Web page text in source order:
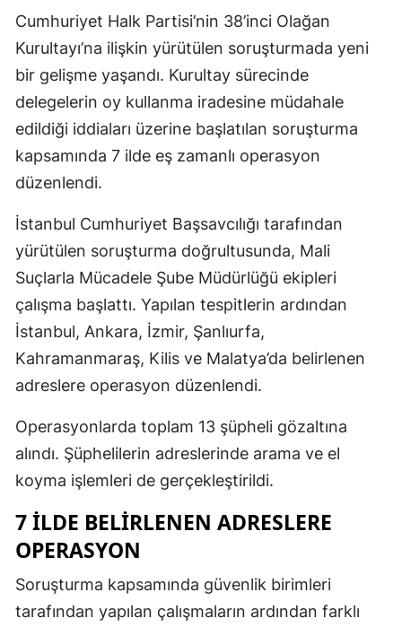
Cumhuriyet Halk Partisi’nin 38’inci Olağan
Kurultayı’na ilişkin yürütülen soruşturmada yeni
bir gelişme yaşandı. Kurultay sürecinde
delegelerin oy kullanma iradesine müdahale
edildiği iddiaları üzerine başlatılan soruşturma
kapsamında 7 ilde eş zamanlı operasyon
düzenlendi.
İstanbul Cumhuriyet Başsavcılığı tarafından
yürütülen soruşturma doğrultusunda, Mali
Suçlarla Mücadele Şube Müdürlüğü ekipleri
çalışma başlattı. Yapılan tespitlerin ardından
İstanbul, Ankara, İzmir, Şanlıurfa,
Kahramanmaraş, Kilis ve Malatya’da belirlenen
adreslere operasyon düzenlendi.
Operasyonlarda toplam 13 şüpheli gözaltına
alındı. Şüphelilerin adreslerinde arama ve el
koyma işlemleri de gerçekleştirildi.
7 ILDE BELIRLENEN ADRESLERE
OPERASYON
Soruşturma kapsamında güvenlik birimleri
tarafından yapılan çalışmaların ardından farklı